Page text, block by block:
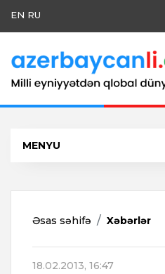
EN RU
MENYU
Əsas səhifə Xəbərlər
18.02.2013, 16:47